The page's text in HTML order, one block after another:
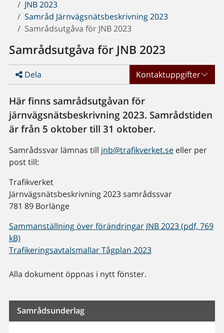
här:JNB 2023
Samråd Järnvägsnätsbeskrivning 2023
Samrådsutgåva för JNB 2023
Samrådsutgåva för JNB 2023
Dela Kontaktuppgifter
Här finns samrådsutgåvan för
järnvägsnätsbeskrivning 2023. Samrådstiden
är från 5 oktober till 31 oktober.
Samrådssvar lämnas till jnb@trafikverket.seeller per
post till:
Trafikverket
Järnvägsnätsbeskrivning 2023 samrådssvar
781 89 Borlänge
Sammanställning över förändringar JNB 2023 (pdf, 769
kB)
Trafikeringsavtalsmallar Tågplan 2023
Alla dokument öppnas i nytt fönster.
Samrådsunderlag